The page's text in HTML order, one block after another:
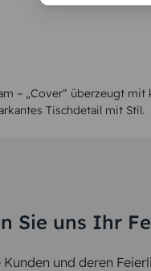
– „Cover“ überzeugt
Tischdetail mit Stil.
Sie uns Ihr
Kunden und deren